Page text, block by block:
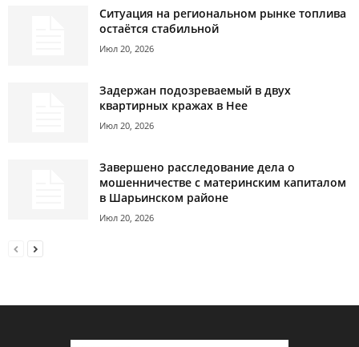
Ситуация на региональном рынке топлива
остаётся стабильной
Июл 20, 2026
Задержан подозреваемый в двух
квартирных кражах в Нее
Июл 20, 2026
Завершено расследование дела о
мошенничестве с материнским капиталом
в Шарьинском районе
Июл 20, 2026